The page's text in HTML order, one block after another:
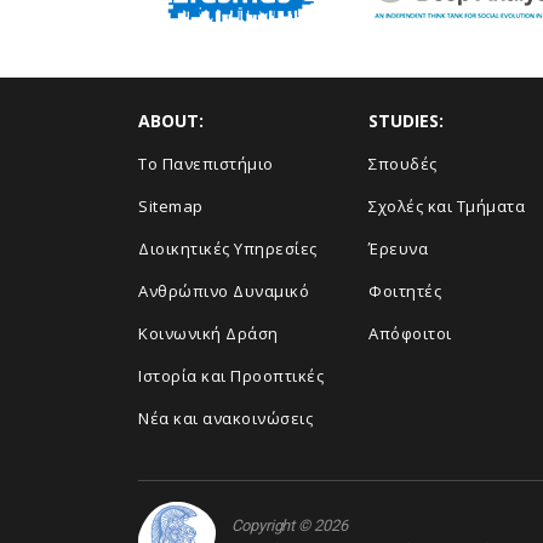
ABOUT:
Το Πανεπιστήμιο
Sitemap
Διοικητικές Υπηρεσίες
Ανθρώπινο Δυναμικό
Κοινωνική Δράση
Ιστορία και Προοπτικές
Νέα και ανακοινώσεις
STUDIES:
Σπουδές
Σχολές και Τμήματα
Έρευνα
Φοιτητές
Απόφοιτοι
Copyright © 2026